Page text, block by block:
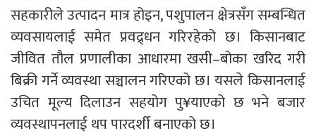
सहकारीले उत्पादन मात्र होइन, पशुपालन क्षेत्रसँग सम्बन्धित
व्यवसायलाई समेत प्रवद्र्धन गरिरहेको छ। किसानबाट
जीवित तौल प्रणालीका आधारमा खसी–बोका खरिद गरी
बिक्री गर्ने व्यवस्था सञ्चालन गरिएको छ। यसले किसानलाई
उचित मूल्य दिलाउन सहयोग पु¥याएको छ भने बजार
व्यवस्थापनलाई थप पारदर्शी बनाएको छ।